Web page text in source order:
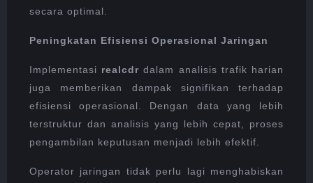
secara optimal.
Peningkatan Efisiensi Operasional Jaringan
Implementasi realcdr dalam analisis trafik harian
juga memberikan dampak signifikan terhadap
efisiensi operasional. Dengan data yang lebih
terstruktur dan analisis yang lebih cepat, proses
pengambilan keputusan menjadi lebih efektif.
Operator jaringan tidak perlu lagi menghabiskan